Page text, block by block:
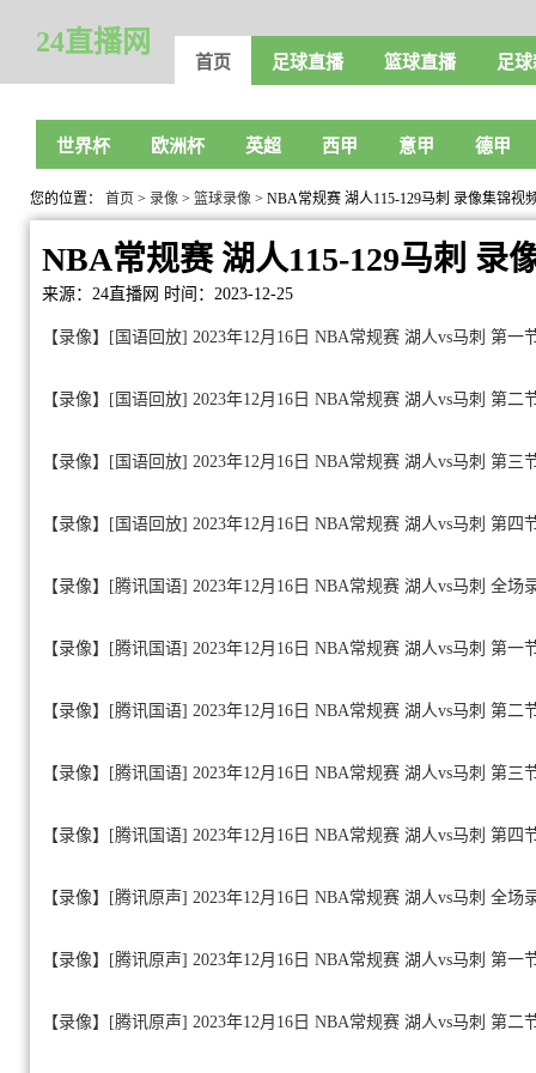
24直播网
首页 足球直播 篮球直播 足
世界杯 欧洲杯 英超 西甲 意甲 德甲
您的位置： 首页 > 录像 > 篮球录像 > NBA常规赛 湖人115-129马刺 录像集锦视
NBA常规赛 湖人115-129马刺 录
来源：24直播网 时间：2023-12-25
【录像】[国语回放] 2023年12月16日 NBA常规赛 湖人vs马刺 第一
【录像】[国语回放] 2023年12月16日 NBA常规赛 湖人vs马刺 第二
【录像】[国语回放] 2023年12月16日 NBA常规赛 湖人vs马刺 第三
【录像】[国语回放] 2023年12月16日 NBA常规赛 湖人vs马刺 第四
【录像】[腾讯国语] 2023年12月16日 NBA常规赛 湖人vs马刺 全场
【录像】[腾讯国语] 2023年12月16日 NBA常规赛 湖人vs马刺 第一
【录像】[腾讯国语] 2023年12月16日 NBA常规赛 湖人vs马刺 第二
【录像】[腾讯国语] 2023年12月16日 NBA常规赛 湖人vs马刺 第三
【录像】[腾讯国语] 2023年12月16日 NBA常规赛 湖人vs马刺 第四
【录像】[腾讯原声] 2023年12月16日 NBA常规赛 湖人vs马刺 全场
【录像】[腾讯原声] 2023年12月16日 NBA常规赛 湖人vs马刺 第一
【录像】[腾讯原声] 2023年12月16日 NBA常规赛 湖人vs马刺 第二